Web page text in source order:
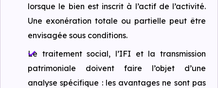
lorsque le bien est inscrit à l’actif de l’activité.
Une exonération totale ou partielle peut être
envisagée sous conditions.
Le traitement social, l’IFI et la transmission
patrimoniale doivent faire l’objet d’une
analyse spécifique : les avantages ne sont pas